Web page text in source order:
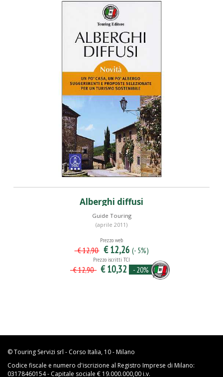
Alberghi diffusi
Guide Touring
(aprile 2011)
Prezzo web
€ 12,90 € 12,26 (- 5%)
Prezzo iscritti TCI
€ 12,90 € 10,32 - 20%
© Touring Servizi srl - Corso Italia, 10 - Milano
Codice fiscale e numero d'iscrizione al Registro Imprese di Milano:
03178460154 - Capitale sociale € 19.000.000,00 i.v.